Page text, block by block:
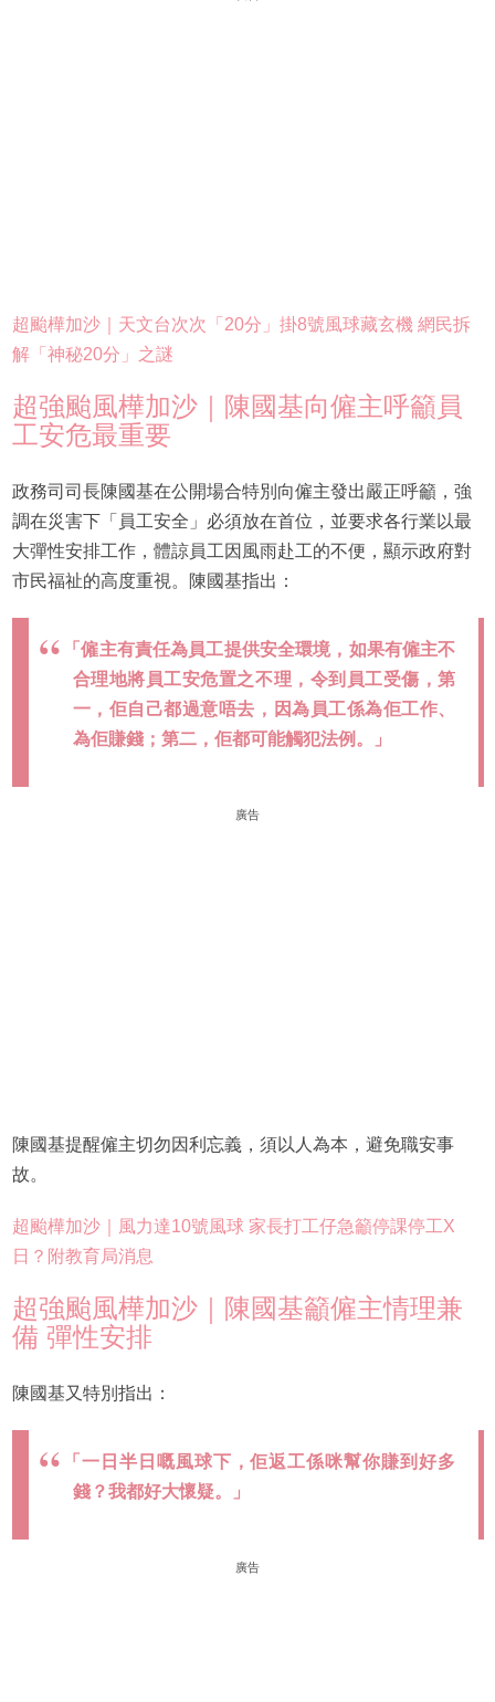
超颱樺加沙｜天文台次次「20分」掛8號風球藏玄機 網民拆
解「神秘20分」之謎
超強颱風樺加沙｜陳國基向僱主呼籲員
工安危最重要
政務司司長陳國基在公開場合特別向僱主發出嚴正呼籲，強
調在災害下「員工安全」必須放在首位，並要求各行業以最
大彈性安排工作，體諒員工因風雨赴工的不便，顯示政府對
市民福祉的高度重視。陳國基指出：
「僱主有責任為員工提供安全環境，如果有僱主不
合理地將員工安危置之不理，令到員工受傷，第
一，佢自己都過意唔去，因為員工係為佢工作、
為佢賺錢；第二，佢都可能觸犯法例。」
廣告
陳國基提醒僱主切勿因利忘義，須以人為本，避免職安事
故。
超颱樺加沙｜風力達10號風球 家長打工仔急籲停課停工X
日？附教育局消息
超強颱風樺加沙｜陳國基籲僱主情理兼
備 彈性安排
陳國基又特別指出：
「一日半日嘅風球下，佢返工係咪幫你賺到好多
錢？我都好大懷疑。」
廣告